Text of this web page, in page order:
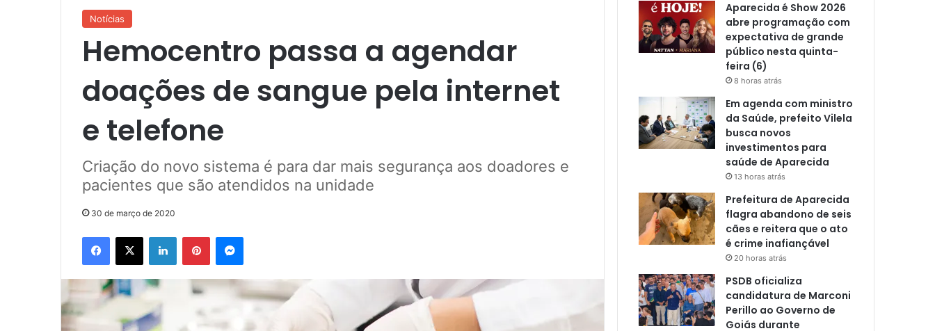
Notícias
Hemocentro passa a agendar
doações de sangue pela internet
e telefone
Criação do novo sistema é para dar mais segurança aos doadores e
pacientes que são atendidos na unidade
30 de março de 2020
Facebook
X LinkedinPinterestMessenger
Aparecida é Show 2026
abre programação com
expectativa de grande
público nesta quinta-
feira (6)
8 horas atrás
Em agenda com ministro
da Saúde, prefeito Vilela
busca novos
investimentos para
saúde de Aparecida
13 horas atrás
Prefeitura de Aparecida
flagra abandono de seis
cães e reitera que o ato
é crime inafiançável
20 horas atrás
PSDB oficializa
candidatura de Marconi
Perillo ao Governo de
Goiás durante